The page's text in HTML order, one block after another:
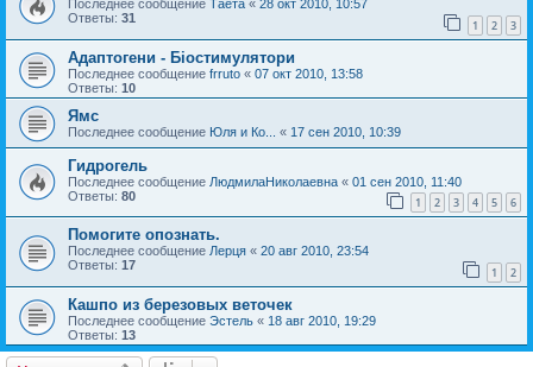
Последнее сообщение Таёта « 28 окт 2010, 10:57
Ответы: 31 1 2 3
Адаптогени - Біостимулятори
Последнее сообщение frruto « 07 окт 2010, 13:58
Ответы: 10
Ямс
Последнее сообщение Юля и Ко... « 17 сен 2010, 10:39
Гидрогель
Последнее сообщение ЛюдмилаНиколаевна « 01 сен 2010, 11:40
Ответы: 80 1 2 3 4 5 6
Помогите опознать.
Последнее сообщение Лерця « 20 авг 2010, 23:54
Ответы: 17 1 2
Кашпо из березовых веточек
Последнее сообщение Эстель « 18 авг 2010, 19:29
Ответы: 13